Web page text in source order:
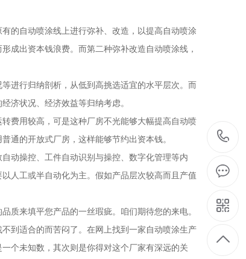
的自动喷涂线上进行弥补、改造，以提高自动喷涂
成出资本钱浪费。而第二种弥补改造自动喷涂线，
进行归纳剖析，从低到高挑选适宜的水平层次。而
济状况、经济效益等归纳考虑。
费用较高，可是这种厂房不光能够大幅提高自动喷
通的开放式厂房，这样能够节约出资本钱。
动操控、工件自动识别与操控、数字化管理等内
人工或半自动化为主。假如产品层次较高而且产值
来填平您产品的一丝瑕疵。咱们期待您的来电。
到适合的而苦闷了。在网上找到一家自动喷涂生产
个未知数，其次则是你得对这个厂家有深远的关